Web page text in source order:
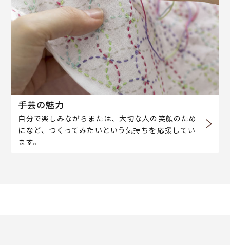
手芸の魅力
自分で楽しみながらまたは、大切な人の笑顔のため
になど、つくってみたいという気持ちを応援してい
ます。